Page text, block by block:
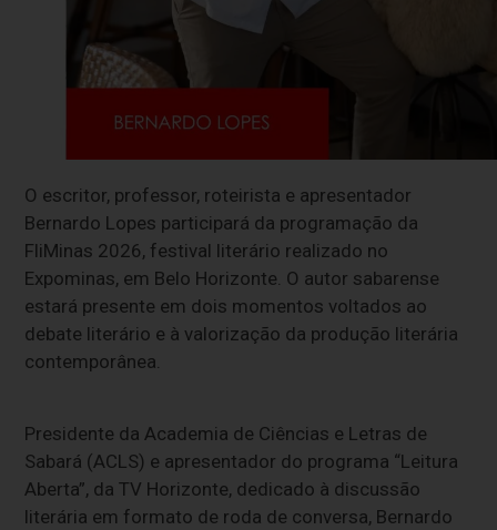
O escritor, professor, roteirista e apresentador
Bernardo Lopes participará da programação da
FliMinas 2026, festival literário realizado no
Expominas, em Belo Horizonte. O autor sabarense
estará presente em dois momentos voltados ao
debate literário e à valorização da produção literária
contemporânea.
Presidente da Academia de Ciências e Letras de
Sabará (ACLS) e apresentador do programa “Leitura
Aberta”, da TV Horizonte, dedicado à discussão
literária em formato de roda de conversa, Bernardo